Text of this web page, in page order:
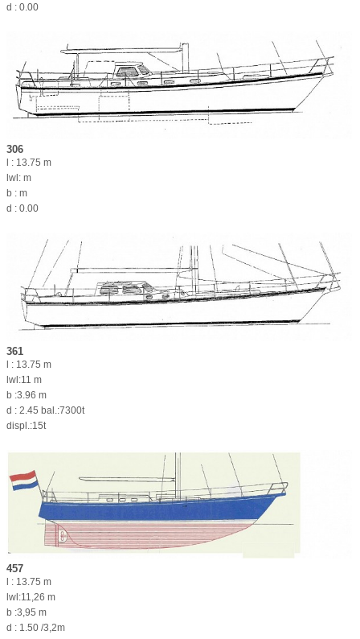
d : 0.00
306
l : 13.75 m
lwl: m
b : m
d : 0.00
361
l : 13.75 m
lwl:11 m
b :3.96 m
d : 2.45 bal.:7300t
displ.:15t
457
l : 13.75 m
lwl:11,26 m
b :3,95 m
d : 1.50 /3,2m